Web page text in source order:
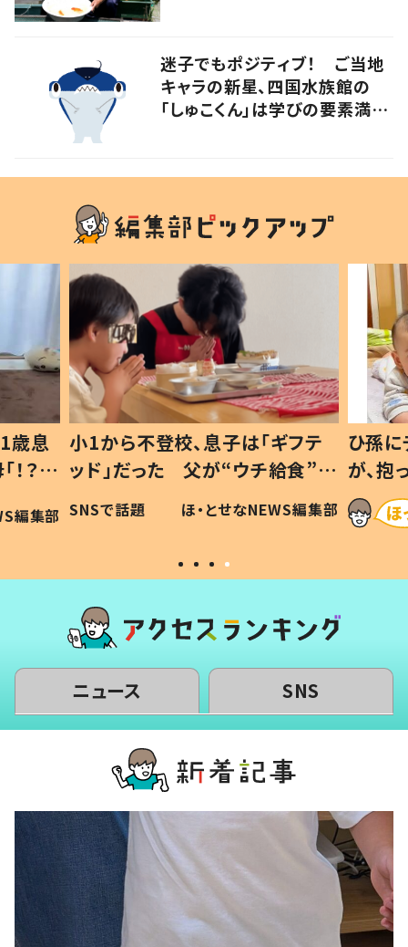
迷子でもポジティブ！ ご当地
キャラの新星、四国水族館の
「しゅこくん」は学びの要素満載
歳息
？」
編集部
小1から不登校、息子は「ギフテ
ッド」だった 父が“ウチ給食”を
作り続ける理由とは #令和の親
#令和の子
SNSで話題 ほ・とせなNEWS編集部
ひ孫
が、
「涙が
い」
ニュース SNS